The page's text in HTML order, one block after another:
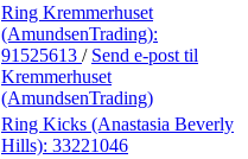
Ring Kremmerhuset
(AmundsenTrading):
91525613 / Send e-post til
Kremmerhuset
(AmundsenTrading)
Ring Kicks (Anastasia Beverly
Hills): 33221046